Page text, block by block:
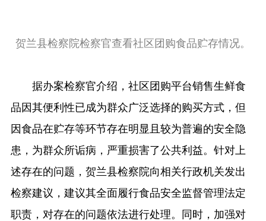
贺兰县检察院检察官查看社区团购食品贮存情况。
据办案检察官介绍，社区团购平台销售生鲜食
品因其便利性已成为群众广泛选择的购买方式，但
因食品在贮存等环节存在明显且较为普遍的安全隐
患，为群众所诟病，严重损害了公共利益。针对上
述存在的问题，贺兰县检察院向相关行政机关发出
检察建议，建议其全面履行食品安全监督管理法定
职责，对存在的问题依法进行处理。同时，加强对